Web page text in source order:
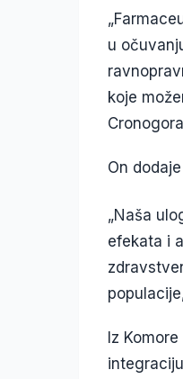
u
koje
On
„Naša
efekata i
Iz